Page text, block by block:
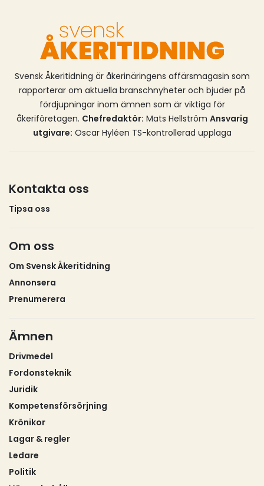
Svensk Åkeritidning är åkerinäringens affärsmagasin som
rapporterar om aktuella branschnyheter och bjuder på
fördjupningar inom ämnen som är viktiga för
åkeriföretagen. Chefredaktör: Mats Hellström Ansvarig
utgivare: Oscar Hyléen TS-kontrollerad upplaga
Kontakta oss
Tipsa oss
Om oss
Om Svensk Åkeritidning
Annonsera
Prenumerera
Ämnen
Drivmedel
Fordonsteknik
Juridik
Kompetensförsörjning
Krönikor
Lagar & regler
Ledare
Politik